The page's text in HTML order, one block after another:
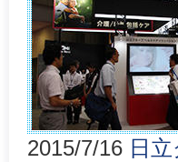
2015/7/16 日